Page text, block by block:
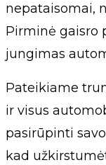
nepataisomai,
Pirminė gaisro
jungimas
Pateikiame
ir visus
pasirūpinti
kad